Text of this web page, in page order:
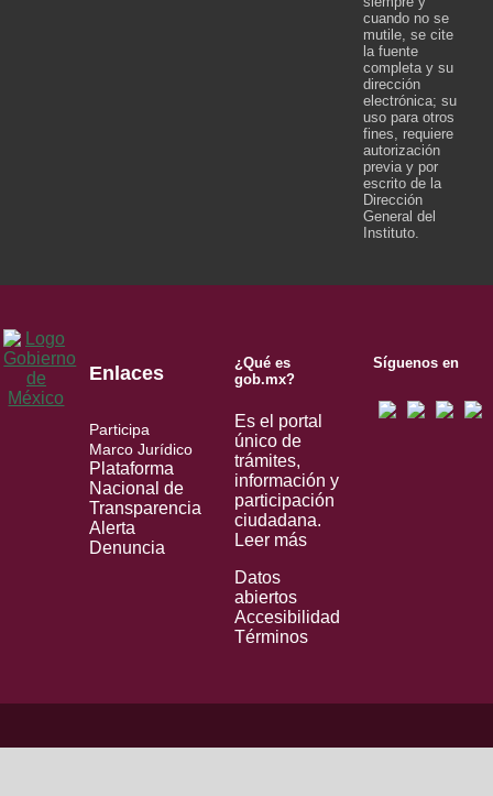
cuando no se
mutile, se cite
la fuente
completa y su
dirección
electrónica; su
uso para otros
fines, requiere
autorización
previa y por
escrito de la
Dirección
General del
Instituto.
Enlaces
Participa
Marco Jurídico
Plataforma
Nacional de
Transparencia
Alerta
Denuncia
¿Qué es
gob.mx?
Es el portal
único de
trámites,
información y
participación
ciudadana.
Leer más
Datos
abiertos
Accesibilidad
Términos
Síguenos en